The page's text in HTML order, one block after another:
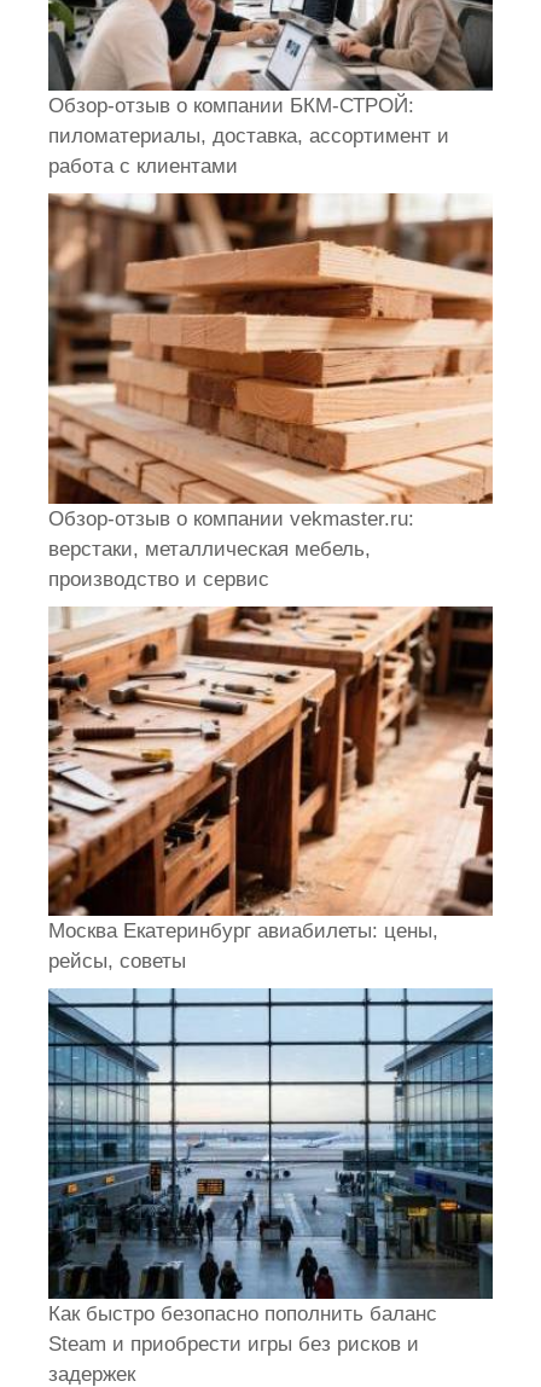
Обзор-отзыв о компании БКМ-СТРОЙ:
пиломатериалы, доставка, ассортимент и
работа с клиентами
Обзор-отзыв о компании vekmaster.ru:
верстаки, металлическая мебель,
производство и сервис
Москва Екатеринбург авиабилеты: цены,
рейсы, советы
Как быстро безопасно пополнить баланс
Steam и приобрести игры без рисков и
задержек